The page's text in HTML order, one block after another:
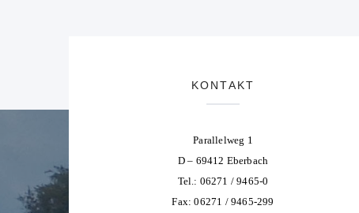
KONTAKT
Parallelweg 1
D – 69412 Eberbach
Tel.: 06271 / 9465-0
Fax: 06271 / 9465-299